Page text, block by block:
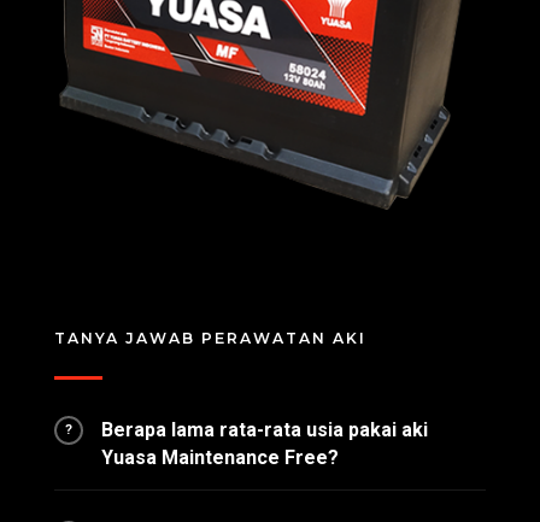
TANYA JAWAB PERAWATAN AKI
?
Berapa lama rata-rata usia pakai aki
Yuasa Maintenance Free?